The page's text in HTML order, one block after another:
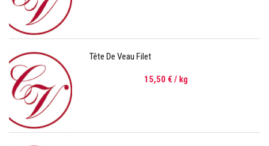
Tête De Veau Filet
15,50 € / kg